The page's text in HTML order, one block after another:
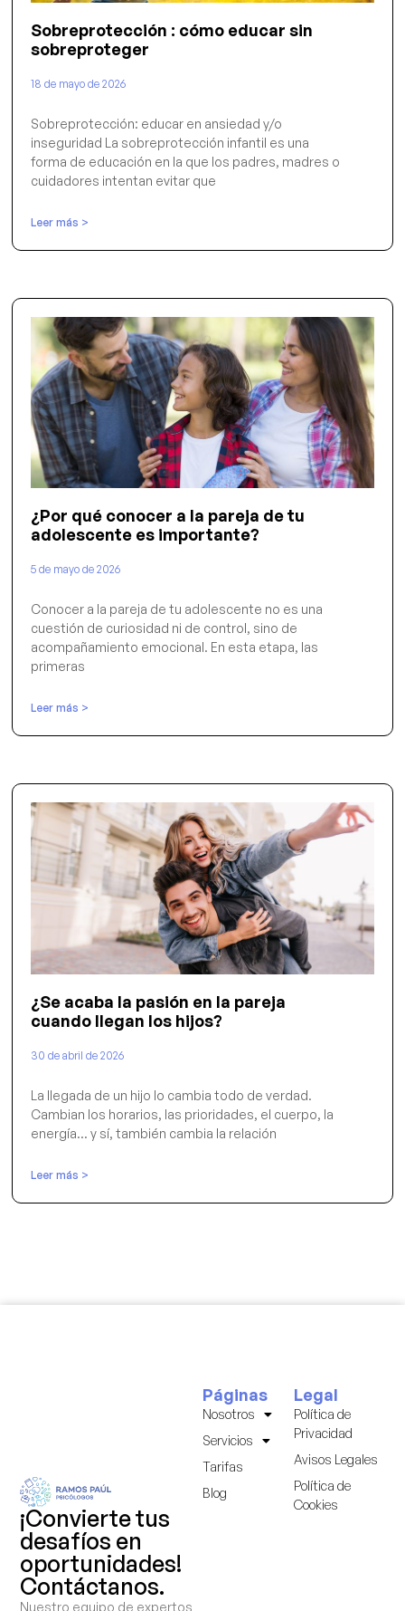
Sobreprotección : cómo educar sin
sobreproteger
18 de mayo de 2026
Sobreprotección: educar en ansiedad y/o
inseguridad La sobreprotección infantil es una
forma de educación en la que los padres, madres o
cuidadores intentan evitar que
Leer más >
¿Por qué conocer a la pareja de tu
adolescente es importante?
5 de mayo de 2026
Conocer a la pareja de tu adolescente no es una
cuestión de curiosidad ni de control, sino de
acompañamiento emocional. En esta etapa, las
primeras
Leer más >
¿Se acaba la pasión en la pareja
cuando llegan los hijos?
30 de abril de 2026
La llegada de un hijo lo cambia todo de verdad.
Cambian los horarios, las prioridades, el cuerpo, la
energía… y sí, también cambia la relación
Leer más >
¡Convierte tus
desafíos en
oportunidades!
Contáctanos.
Nuestro equipo de expertos
Legal
Política de
Privacidad
Avisos Legales
Política de
Cookies
Páginas
Nosotros
Servicios
Tarifas
Blog